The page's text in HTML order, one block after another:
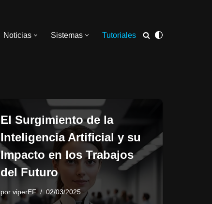
Noticias Sistemas Tutoriales
El Surgimiento de la
Inteligencia Artificial y su
Impacto en los Trabajos
del Futuro
por viperEF 02/03/2025